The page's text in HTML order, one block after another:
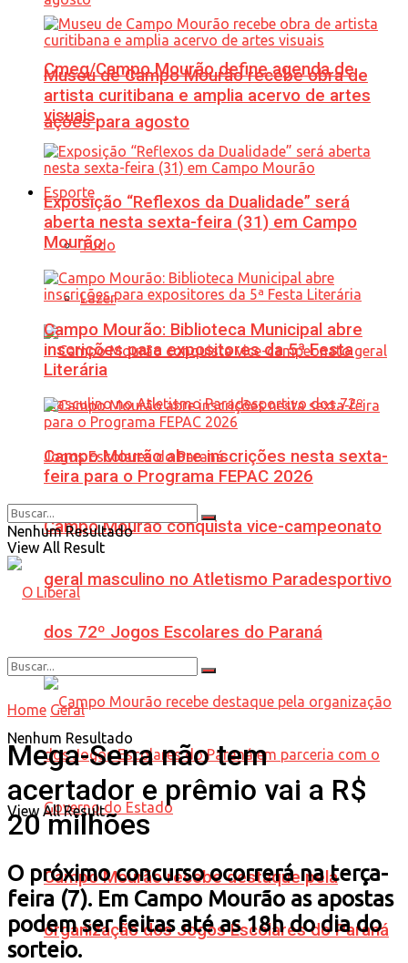
Cmeg/Campo Mourão define agenda de
ações para agosto
Esporte
Tudo
Lazer
Campo Mourão conquista vice-campeonato
geral masculino no Atletismo Paradesportivo
dos 72º Jogos Escolares do Paraná
Campo Mourão recebe destaque pela
organização dos Jogos Escolares do Paraná
Museu de Campo Mourão recebe obra de
artista curitibana e amplia acervo de artes
visuais
Exposição “Reflexos da Dualidade” será
aberta nesta sexta-feira (31) em Campo
Mourão
Campo Mourão: Biblioteca Municipal abre
inscrições para expositores da 5ª Festa
Literária
Campo Mourão abre inscrições nesta sexta-
feira para o Programa FEPAC 2026
Nenhum Resultado
View All Result
Nenhum Resultado
View All Result
Home Geral
Mega-Sena não tem
acertador e prêmio vai a R$
20 milhões
O próximo concurso ocorrerá na terça-
feira (7). Em Campo Mourão as apostas
podem ser feitas até as 18h do dia do
sorteio.